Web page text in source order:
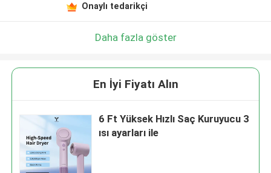
Onaylı tedarikçi
Daha fazla göster
En İyi Fiyatı Alın
6 Ft Yüksek Hızlı Saç Kuruyucu 3
ısı ayarları ile